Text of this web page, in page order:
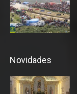
Novidades